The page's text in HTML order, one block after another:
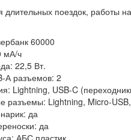
поездок, работы
60000
мА/ч
22,5 Вт.
А разъемов: 2
Lightning, USB-C
разъемы: Lightning, Micro-
да
да
АБС пластик